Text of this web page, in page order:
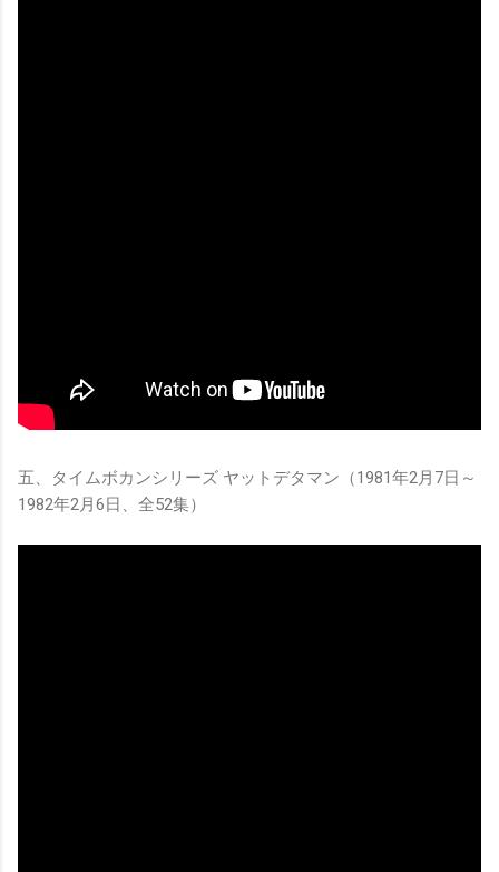
五、タイムボカンシリーズ ヤットデタマン（1981年2月7日～
1982年2月6日、全52集）